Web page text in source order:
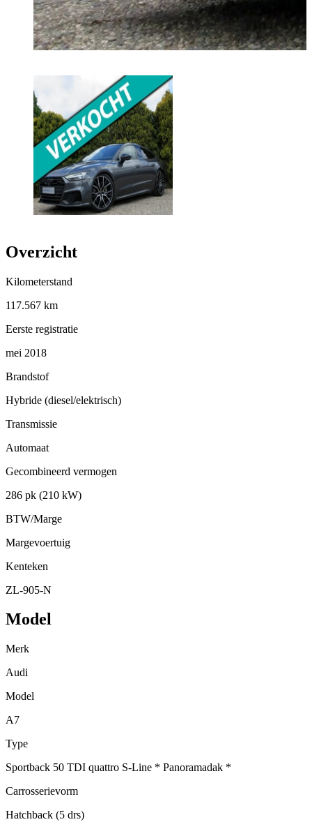
Overzicht
Kilometerstand
117.567 km
Eerste registratie
mei 2018
Brandstof
Hybride (diesel/elektrisch)
Transmissie
Automaat
Gecombineerd vermogen
286 pk (210 kW)
BTW/Marge
Margevoertuig
Kenteken
ZL-905-N
Model
Merk
Audi
Model
A7
Type
Sportback 50 TDI quattro S-Line * Panoramadak *
Carrosserievorm
Hatchback (5 drs)